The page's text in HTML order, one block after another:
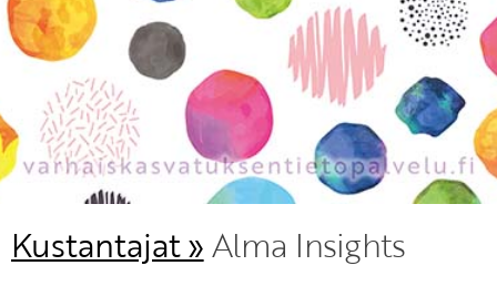
Kustantajat »Alma Insights